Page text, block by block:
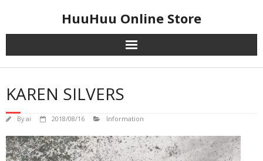
HuuHuu Online Store
KAREN SILVERS
Byai 2018/08/16 Information